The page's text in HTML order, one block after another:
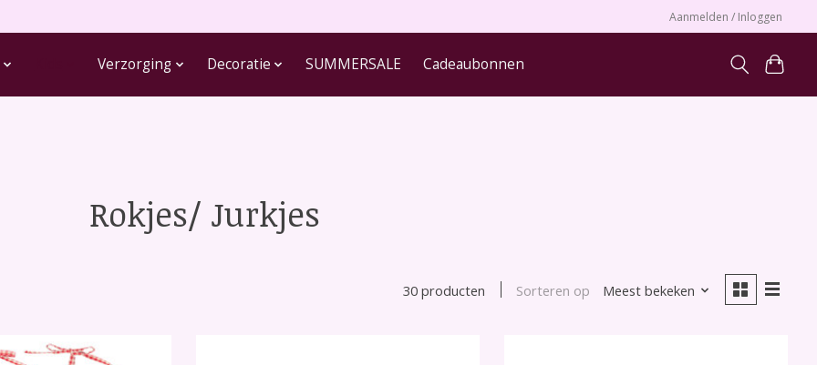
Aanmelden / Inloggen
Verzorging Decoratie SUMMERSALE Cadeaubonnen
Rokjes/ Jurkjes
30 producten Sorteren op Meest bekeken